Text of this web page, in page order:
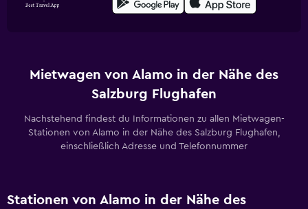
Mietwagen von Alamo in der Nähe des
Salzburg Flughafen
Nachstehend findest du Informationen zu allen Mietwagen-
Stationen von Alamo in der Nähe des Salzburg Flughafen,
einschließlich Adresse und Telefonnummer
Stationen von Alamo in der Nähe des